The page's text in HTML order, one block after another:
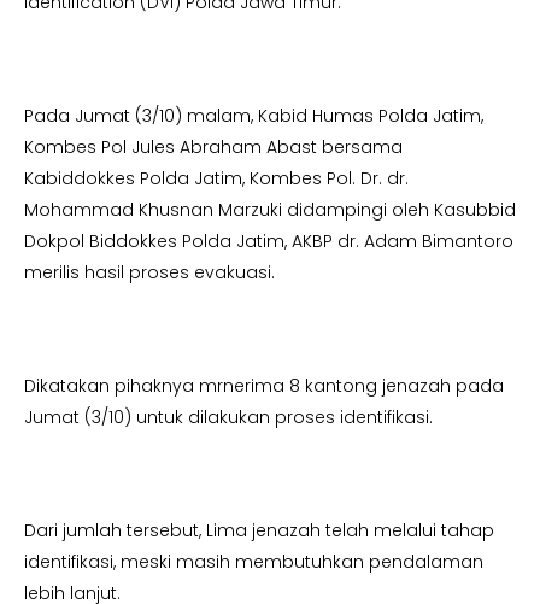
Pada Jumat (3/10) malam, Kabid Humas Polda Jatim,
Kombes Pol Jules Abraham Abast bersama
Kabiddokkes Polda Jatim, Kombes Pol. Dr. dr.
Mohammad Khusnan Marzuki didampingi oleh Kasubbid
Dokpol Biddokkes Polda Jatim, AKBP dr. Adam Bimantoro
merilis hasil proses evakuasi.
Dikatakan pihaknya mrnerima 8 kantong jenazah pada
Jumat (3/10) untuk dilakukan proses identifikasi.
Dari jumlah tersebut, Lima jenazah telah melalui tahap
identifikasi, meski masih membutuhkan pendalaman
lebih lanjut.